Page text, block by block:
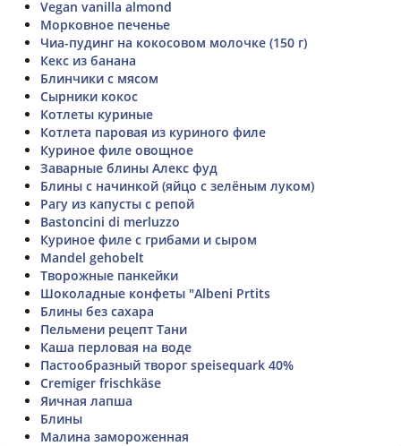
Vegan vanilla almond
Морковное печенье
Чиа-пудинг на кокосовом молочке (150 г)
Кекс из банана
Блинчики с мясом
Сырники кокос
Котлеты куриные
Котлета паровая из куриного филе
Куриное филе овощное
Заварные блины Алекс фуд
Блины с начинкой (яйцо с зелёным луком)
Рагу из капусты с репой
Bastoncini di merluzzo
Куриное филе с грибами и сыром
Mandel gehobelt
Творожные панкейки
Шоколадные конфеты "Albeni Prtits
Блины без сахара
Пельмени рецепт Тани
Каша перловая на воде
Пастообразный творог speisequark 40%
Cremiger frischkäse
Яичная лапша
Блины
Малина замороженная